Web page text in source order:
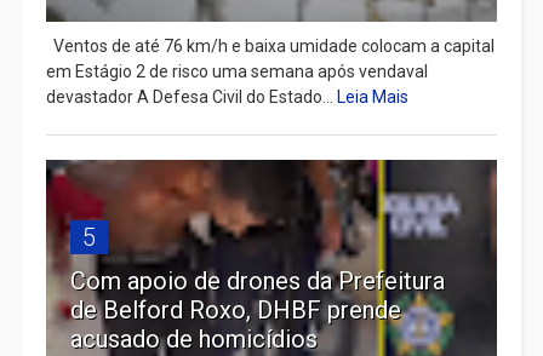
Ventos de até 76 km/h e baixa umidade colocam a capital
em Estágio 2 de risco uma semana após vendaval
devastador A Defesa Civil do Estado... Leia Mais
5
Com apoio de drones da Prefeitura
de Belford Roxo, DHBF prende
acusado de homicídios